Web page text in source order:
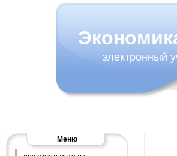
электронный
Меню